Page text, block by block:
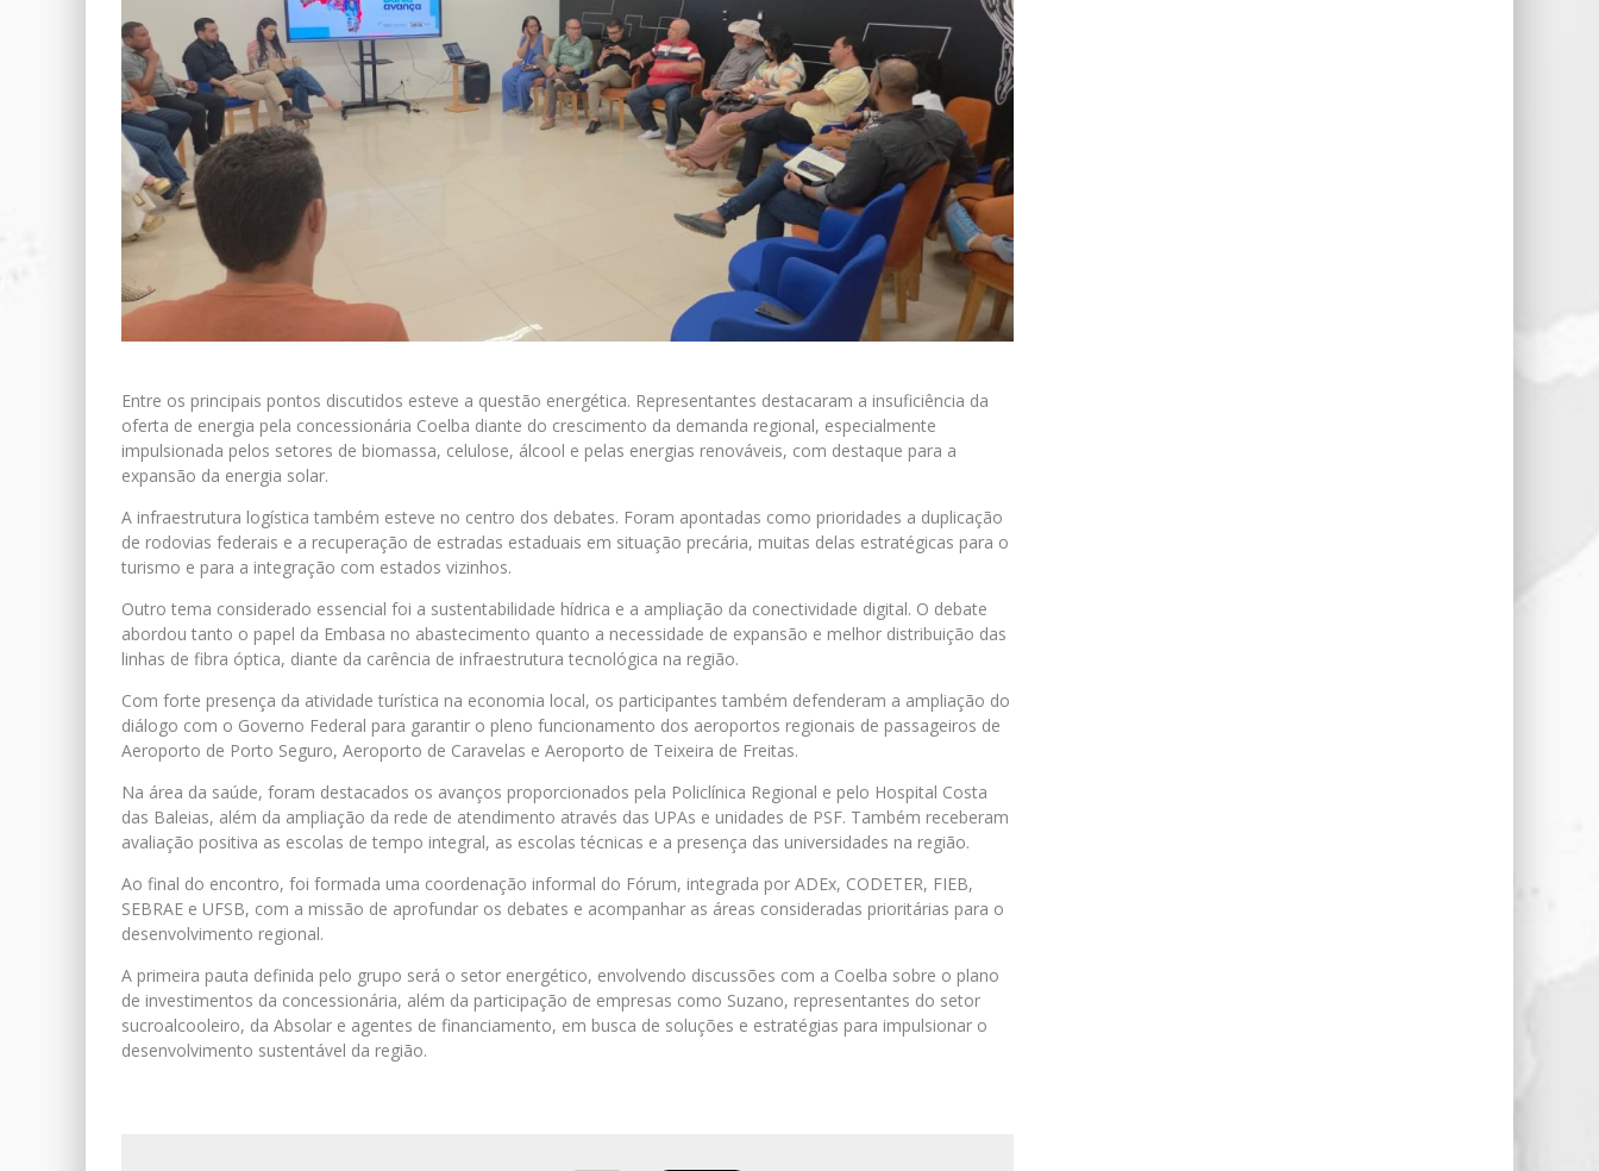
Entre os principais pontos discutidos esteve a questão energética. Representantes destacaram a insuficiência da
oferta de energia pela concessionária Coelba diante do crescimento da demanda regional, especialmente
impulsionada pelos setores de biomassa, celulose, álcool e pelas energias renováveis, com destaque para a
expansão da energia solar.
A infraestrutura logística também esteve no centro dos debates. Foram apontadas como prioridades a duplicação
de rodovias federais e a recuperação de estradas estaduais em situação precária, muitas delas estratégicas para o
turismo e para a integração com estados vizinhos.
Outro tema considerado essencial foi a sustentabilidade hídrica e a ampliação da conectividade digital. O debate
abordou tanto o papel da Embasa no abastecimento quanto a necessidade de expansão e melhor distribuição das
linhas de fibra óptica, diante da carência de infraestrutura tecnológica na região.
Com forte presença da atividade turística na economia local, os participantes também defenderam a ampliação do
diálogo com o Governo Federal para garantir o pleno funcionamento dos aeroportos regionais de passageiros de
Aeroporto de Porto Seguro, Aeroporto de Caravelas e Aeroporto de Teixeira de Freitas.
Na área da saúde, foram destacados os avanços proporcionados pela Policlínica Regional e pelo Hospital Costa
das Baleias, além da ampliação da rede de atendimento através das UPAs e unidades de PSF. Também receberam
avaliação positiva as escolas de tempo integral, as escolas técnicas e a presença das universidades na região.
Ao final do encontro, foi formada uma coordenação informal do Fórum, integrada por ADEx, CODETER, FIEB,
SEBRAE e UFSB, com a missão de aprofundar os debates e acompanhar as áreas consideradas prioritárias para o
desenvolvimento regional.
A primeira pauta definida pelo grupo será o setor energético, envolvendo discussões com a Coelba sobre o plano
de investimentos da concessionária, além da participação de empresas como Suzano, representantes do setor
sucroalcooleiro, da Absolar e agentes de financiamento, em busca de soluções e estratégias para impulsionar o
desenvolvimento sustentável da região.